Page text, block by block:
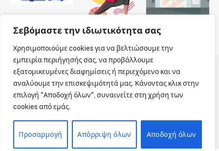
Σεβόμαστε την ιδιωτικότητα σας
Χρησιμοποιούμε cookies για να βελτιώσουμε την
εμπειρία περιήγησής σας, να προβάλλουμε
εξατομικευμένες διαφημίσεις ή περιεχόμενο και να
αναλύουμε την επισκεψιμότητά μας. Κάνοντας κλικ στην
επιλογή "Αποδοχή όλων", συναινείτε στη χρήση των
cookies από εμάς.
Προσαρμογή Απόρριψη όλων Αποδοχή όλων
© 2026 Dailypharmanews. Designed byDailypharmanews
Αρχική Όροι χρήσης
Πολιτική cookies
Πολιτική απορρήτου